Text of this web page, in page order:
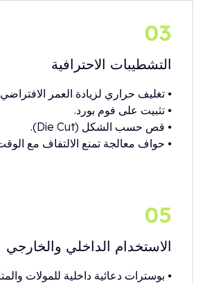
03
التشطيبات الاحترافية
⦁ تغليف حراري لزيادة العمر
⦁ تثبيت على فوم بورد.
⦁ قص حسب الشكل (Die Cut).
⦁ حواف معالجة تمنع الالتفاف مع
05
الاستخدام الداخلي والخارجي
⦁ بوسترات دعائية داخلية للمولات